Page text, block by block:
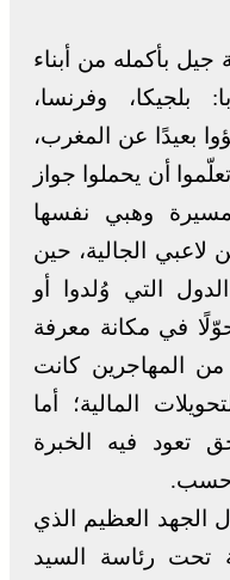
بأكمله من أبناء
بلجيكا، وفرنسا،
بعيدًا عن المغرب،
أن يحملوا جواز
مسيرة وهبي نفسها
الجالية، حين
التي وُلدوا أو
في مكانة معرفة
من المهاجرين كانت
المالية؛ أما
تعود فيه الخبرة
الجهد العظيم الذي
تحت رئاسة السيد